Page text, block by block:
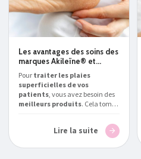
Les avantages des soins des
marques Akileïne® et
Pour traiter les plaies
superficielles de vos
patients , vous avez besoin des
meilleurs produits. Cela tombe
, spécialiste
soins pourLire la suite